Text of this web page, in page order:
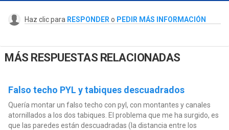
Haz clic para RESPONDER o PEDIR MÁS INFORMACIÓN
MÁS RESPUESTAS RELACIONADAS
Falso techo PYL y tabiques descuadrados
Quería montar un falso techo con pyl, con montantes y canales
atornillados a los dos tabiques. El problema que me ha surgido, es
que las paredes están descuadradas (la distancia entre los